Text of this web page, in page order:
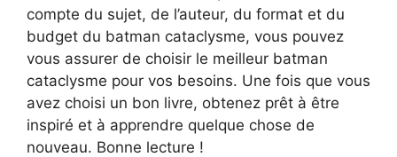
compte du sujet, de l’auteur, du format et du
budget du batman cataclysme, vous pouvez
vous assurer de choisir le meilleur batman
cataclysme pour vos besoins. Une fois que vous
avez choisi un bon livre, obtenez prêt à être
inspiré et à apprendre quelque chose de
nouveau. Bonne lecture !